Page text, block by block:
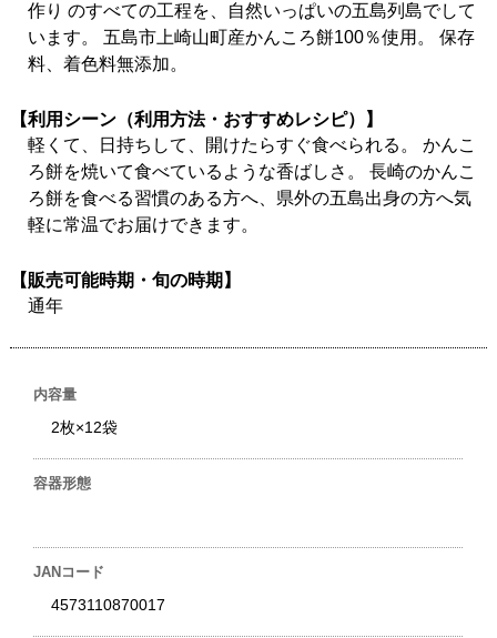
作り のすべての工程を、自然いっぱいの五島列島でして
います。 五島市上崎山町産かんころ餅100％使用。 保存
料、着色料無添加。
【利用シーン（利用方法・おすすめレシピ）】
軽くて、日持ちして、開けたらすぐ食べられる。 かんこ
ろ餅を焼いて食べているような香ばしさ。 長崎のかんこ
ろ餅を食べる習慣のある方へ、県外の五島出身の方へ気
軽に常温でお届けできます。
【販売可能時期・旬の時期】
通年
内容量
2枚×12袋
容器形態
JANコード
4573110870017